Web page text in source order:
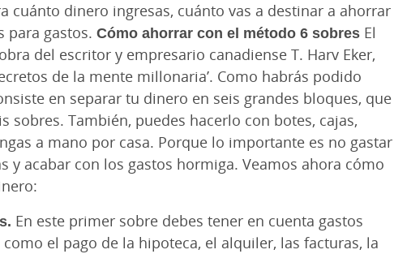
cuánto dinero ingresas, cuánto vas a destinar a ahorrar
para gastos. Cómo ahorrar con el método 6 sobres El
del escritor y empresario canadiense T. Harv Eker,
de la mente millonaria’. Como habrás podido
en separar tu dinero en seis grandes bloques, que
sobres. También, puedes hacerlo con botes, cajas,
a mano por casa. Porque lo importante es no gastar
y acabar con los gastos hormiga. Veamos ahora cómo
En este primer sobre debes tener en cuenta gastos
el pago de la hipoteca, el alquiler, las facturas, la